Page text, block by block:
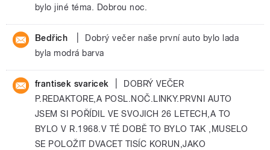
bylo jiné téma. Dobrou noc.
Bedřich
Dobrý večer naše první auto bylo lada
byla modrá barva
frantisek svaricek
DOBRÝ VEČER
P.REDAKTORE,A POSL.NOČ.LINKY.PRVNI AUTO
JSEM SI POŘÍDIL VE SVOJICH 26 LETECH,A TO
BYLO V R.1968.V TÉ DOBĚ TO BYLO TAK ,MUSELO
SE POLOŽIT DVACET TISÍC KORUN,JAKO